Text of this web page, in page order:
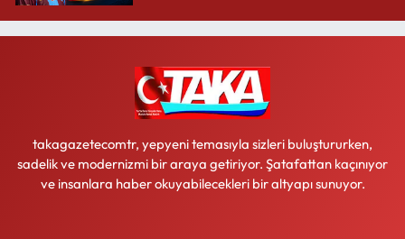
takagazetecomtr, yepyeni temasıyla sizleri buluştururken,
sadelik ve modernizmi bir araya getiriyor. Şatafattan kaçınıyor
ve insanlara haber okuyabilecekleri bir altyapı sunuyor.